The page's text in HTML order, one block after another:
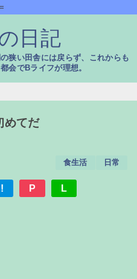
日記
狭い田舎には戻らず、これからも
会でBライフが理想。
めてだ
食生活
日常
P L